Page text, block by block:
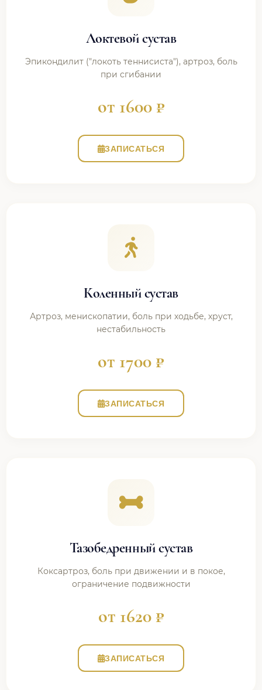
Локтевой сустав
Эпикондилит ("локоть теннисиста"), артроз, боль
при сгибании
от 1600 ₽
ЗАПИСАТЬСЯ
Коленный сустав
Артроз, менископатии, боль при ходьбе, хруст,
нестабильность
от 1700 ₽
ЗАПИСАТЬСЯ
Тазобедренный сустав
Коксартроз, боль при движении и в покое,
ограничение подвижности
от 1620 ₽
ЗАПИСАТЬСЯ